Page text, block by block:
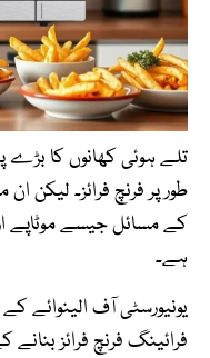
تلے ہوئی کھانوں کا بڑے
طور پر فرنچ فرائز۔ لیکن
کے مسائل جیسے موٹاپے
ہے۔
یونیورسٹی آف الینوائے
فرائینگ فرنچ فرائز